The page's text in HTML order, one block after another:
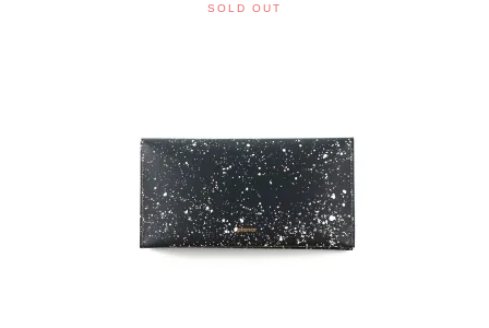
SOLD OUT